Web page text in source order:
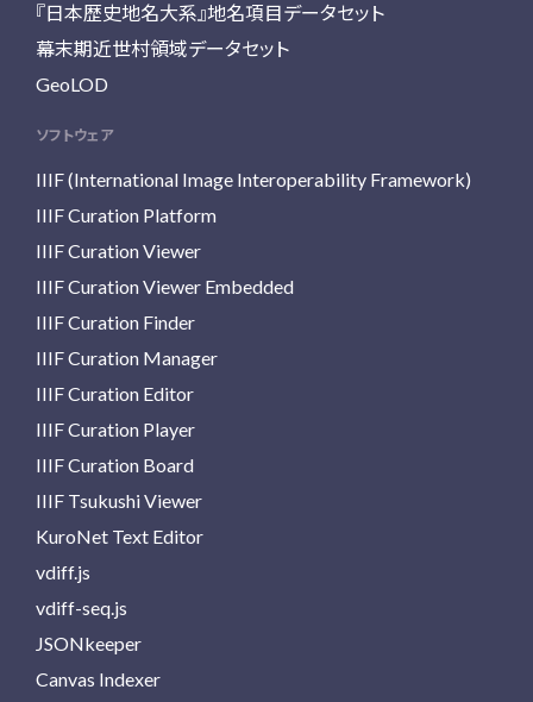
『日本歴史地名大系』地名項目データセット
幕末期近世村領域データセット
GeoLOD
ソフトウェア
IIIF (International Image Interoperability Framework)
IIIF Curation Platform
IIIF Curation Viewer
IIIF Curation Viewer Embedded
IIIF Curation Finder
IIIF Curation Manager
IIIF Curation Editor
IIIF Curation Player
IIIF Curation Board
IIIF Tsukushi Viewer
KuroNet Text Editor
vdiff.js
vdiff-seq.js
JSONkeeper
Canvas Indexer